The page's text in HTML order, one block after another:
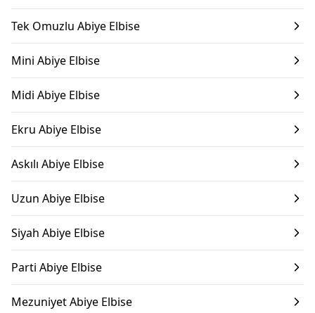
Tek Omuzlu Abiye Elbise
Mini Abiye Elbise
Midi Abiye Elbise
Ekru Abiye Elbise
Askılı Abiye Elbise
Uzun Abiye Elbise
Siyah Abiye Elbise
Parti Abiye Elbise
Mezuniyet Abiye Elbise